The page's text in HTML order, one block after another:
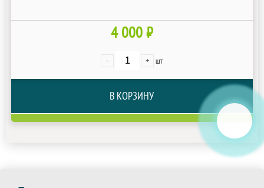
4 000 ₽
- + шт
В КОРЗИНУ